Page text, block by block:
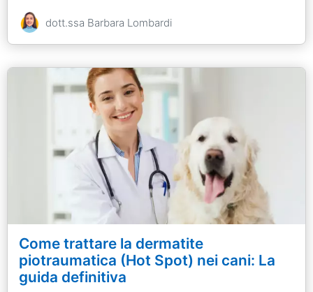
dott.ssa Barbara Lombardi
Come trattare la dermatite
piotraumatica (Hot Spot) nei cani: La
guida definitiva